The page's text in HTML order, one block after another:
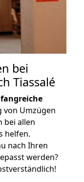
bei
Tiassalé
Umzügen
bei allen
helfen.
nach Ihren
werden?